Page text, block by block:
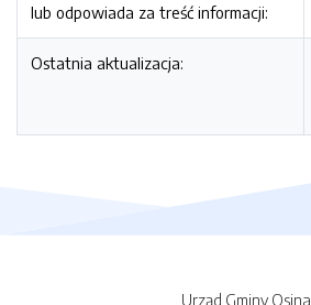
lub odpowiada za treść informacji:
Ostatnia aktualizacja:
Urząd Gminy Osina